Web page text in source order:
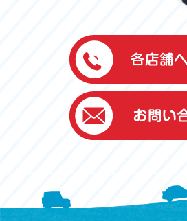
伊藤車輌（本社）
050-5851-0337
グッドワン浜松
050-5851-0338
浜北店
050-5851-0339
（年中無休24h対応）